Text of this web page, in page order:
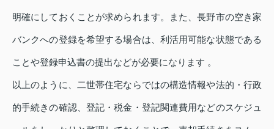
明確にしておくことが求められます。また、長野市の空き家
バンクへの登録を希望する場合は、利活用可能な状態である
ことや登録申込書の提出などが必要になります 。
以上のように、二世帯住宅ならではの構造情報や法的・行政
的手続きの確認、登記・税金・登記関連費用などのスケジュ